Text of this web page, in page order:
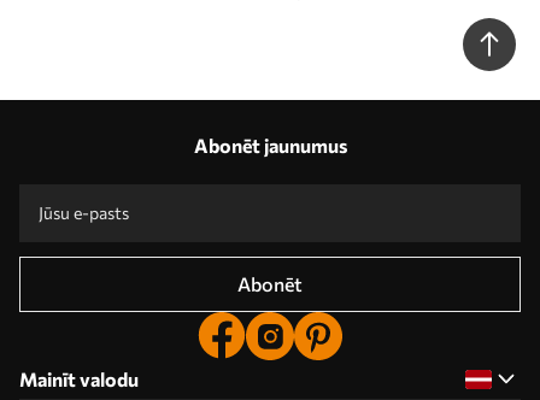
Abonēt jaunumus
Abonēt
Mainīt valodu